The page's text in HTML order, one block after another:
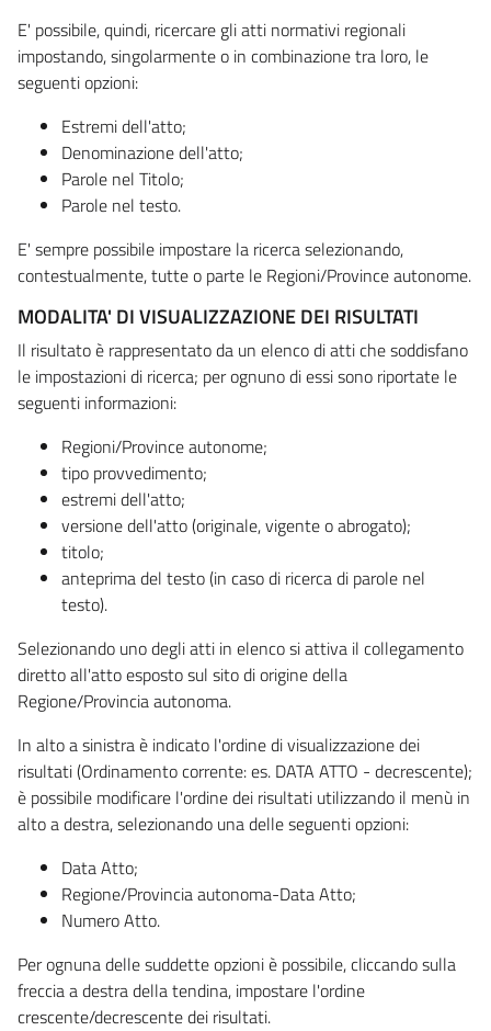
E' possibile, quindi, ricercare gli atti normativi regionali
impostando, singolarmente o in combinazione tra loro, le
seguenti opzioni:
Estremi dell'atto;
Denominazione dell'atto;
Parole nel Titolo;
Parole nel testo.
E' sempre possibile impostare la ricerca selezionando,
contestualmente, tutte o parte le Regioni/Province autonome.
MODALITA' DI VISUALIZZAZIONE DEI RISULTATI
Il risultato è rappresentato da un elenco di atti che soddisfano
le impostazioni di ricerca; per ognuno di essi sono riportate le
seguenti informazioni:
Regioni/Province autonome;
tipo provvedimento;
estremi dell'atto;
versione dell'atto (originale, vigente o abrogato);
titolo;
anteprima del testo (in caso di ricerca di parole nel
testo).
Selezionando uno degli atti in elenco si attiva il collegamento
diretto all'atto esposto sul sito di origine della
Regione/Provincia autonoma.
In alto a sinistra è indicato l'ordine di visualizzazione dei
risultati (Ordinamento corrente: es. DATA ATTO - decrescente);
è possibile modificare l'ordine dei risultati utilizzando il menù in
alto a destra, selezionando una delle seguenti opzioni:
Data Atto;
Regione/Provincia autonoma-Data Atto;
Numero Atto.
Per ognuna delle suddette opzioni è possibile, cliccando sulla
freccia a destra della tendina, impostare l'ordine
crescente/decrescente dei risultati.